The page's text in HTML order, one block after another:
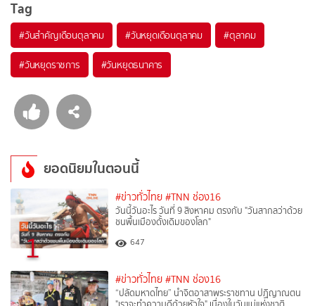
Tag
#วันสำคัญเดือนตุลาคม #วันหยุดเดือนตุลาคม #ตุลาคม
#วันหยุดราชการ #วันหยุดธนาคาร
ยอดนิยมในตอนนี้
1
#ข่าวทั่วไทย #TNN ช่อง16
วันนี้วันอะไร วันที่ 9 สิงหาคม ตรงกับ "วันสากลว่าด้วย
ชนพื้นเมืองดั้งเดิมของโลก"
647
#ข่าวทั่วไทย #TNN ช่อง16
“ปลัดมหาดไทย” นำจิตอาสาพระราชทาน ปฏิญาณตน